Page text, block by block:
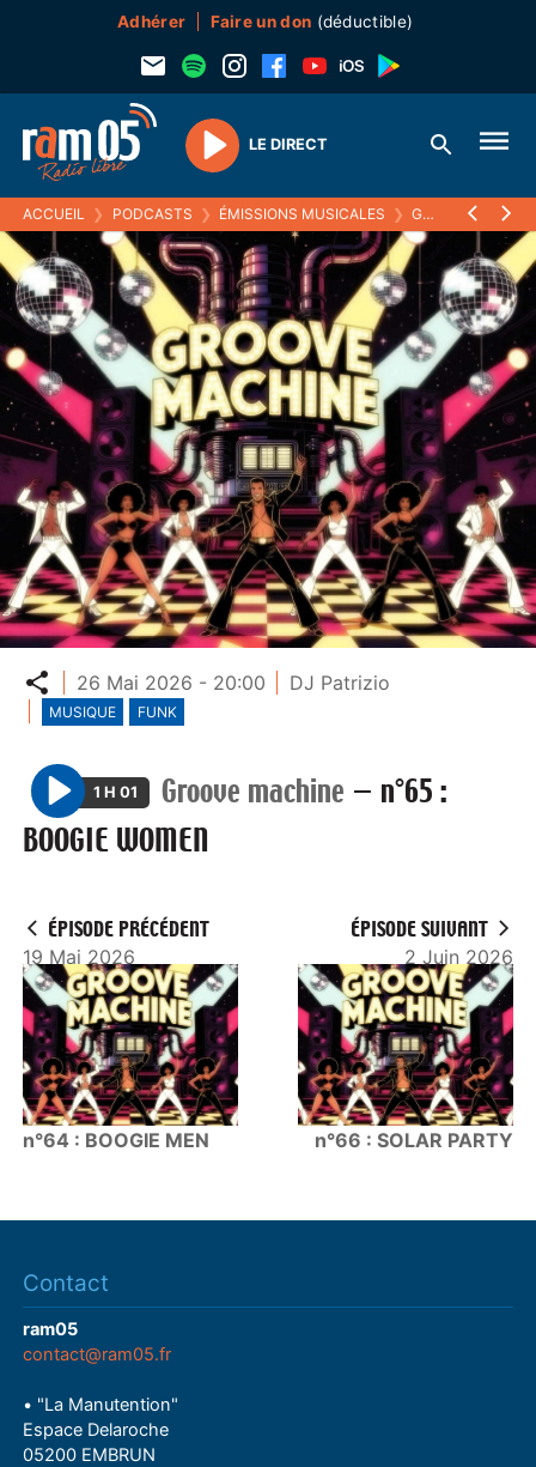
Adhérer Faire un don (déductible)
Play
LE DIRECT
ACCUEIL ❯ PODCASTS ❯ ÉMISSIONS MUSICALES ❯ GROOVE MACHINE
Partager
26 Mai 2026 - 20:00 DJ Patrizio
MUSIQUE FUNK
P
l
1 H 01 Groove machine — n°65 :
BOOGIE WOMEN
ÉPISODE PRÉCÉDENT
19 Mai 2026
n°64 : BOOGIE MEN
ÉPISODE SUIVANT
2 Juin 2026
n°66 : SOLAR PARTY
Contact
ram05
contact@ram05.fr
• "La Manutention"
Espace Delaroche
05200 EMBRUN